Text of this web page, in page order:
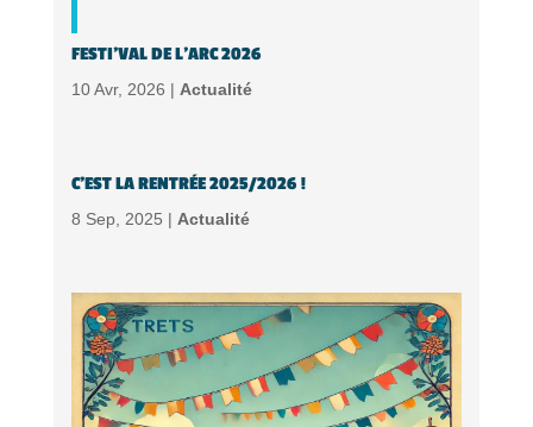
FESTI’VAL DE L’ARC 2026
10 Avr, 2026 | Actualité
C’EST LA RENTRÉE 2025/2026 !
8 Sep, 2025 | Actualité